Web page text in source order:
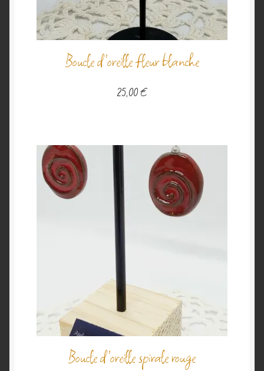
Boucle d’oreille fleur blanche
25,00€
Boucle d’oreille spirale rouge